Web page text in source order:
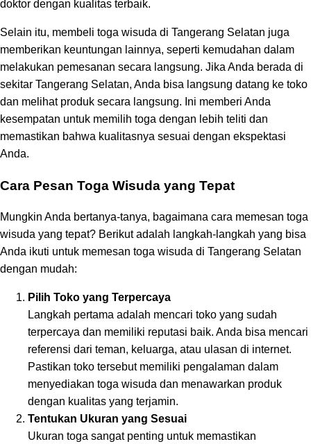
doktor dengan kualitas terbaik.
Selain itu, membeli toga wisuda di Tangerang Selatan juga
memberikan keuntungan lainnya, seperti kemudahan dalam
melakukan pemesanan secara langsung. Jika Anda berada di
sekitar Tangerang Selatan, Anda bisa langsung datang ke toko
dan melihat produk secara langsung. Ini memberi Anda
kesempatan untuk memilih toga dengan lebih teliti dan
memastikan bahwa kualitasnya sesuai dengan ekspektasi
Anda.
Cara Pesan Toga Wisuda yang Tepat
Mungkin Anda bertanya-tanya, bagaimana cara memesan toga
wisuda yang tepat? Berikut adalah langkah-langkah yang bisa
Anda ikuti untuk memesan toga wisuda di Tangerang Selatan
dengan mudah:
Pilih Toko yang Terpercaya
Langkah pertama adalah mencari toko yang sudah
terpercaya dan memiliki reputasi baik. Anda bisa mencari
referensi dari teman, keluarga, atau ulasan di internet.
Pastikan toko tersebut memiliki pengalaman dalam
menyediakan toga wisuda dan menawarkan produk
dengan kualitas yang terjamin.
Tentukan Ukuran yang Sesuai
Ukuran toga sangat penting untuk memastikan